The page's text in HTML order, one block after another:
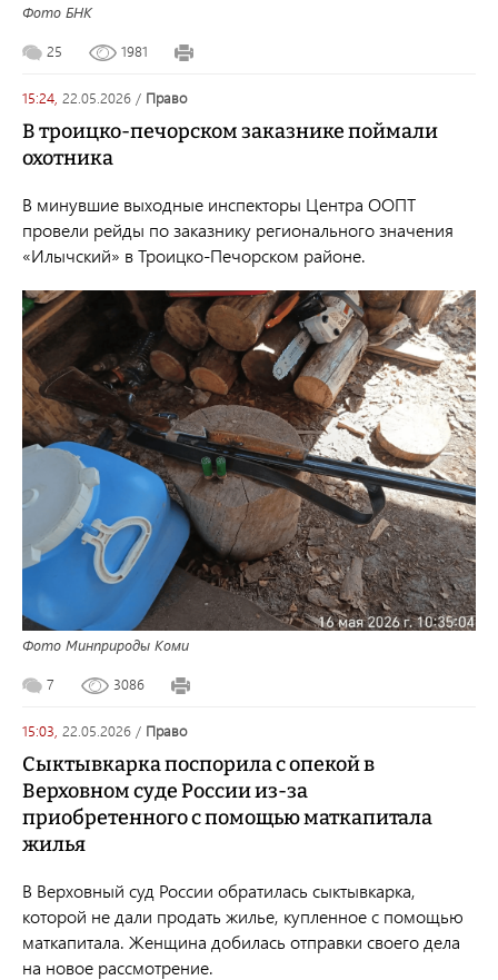
Фото БНК
25 1981
15:24, 22.05.2026 / право
В троицко-печорском заказнике поймали
охотника
В минувшие выходные инспекторы Центра ООПТ
провели рейды по заказнику регионального значения
«Илычский» в Троицко-Печорском районе.
Фото Минприроды Коми
7 3086
15:03, 22.05.2026 / право
Сыктывкарка поспорила с опекой в
Верховном суде России из-за
приобретенного с помощью маткапитала
жилья
В Верховный суд России обратилась сыктывкарка,
которой не дали продать жилье, купленное с помощью
маткапитала. Женщина добилась отправки своего дела
на новое рассмотрение.